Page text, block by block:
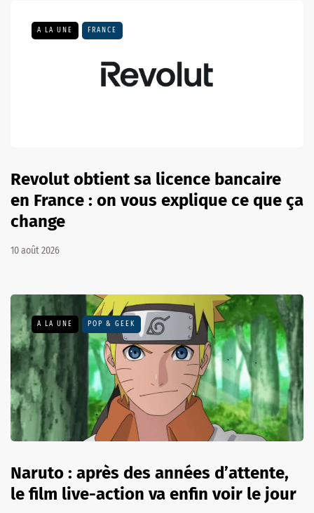
A LA UNE FRANCE
Revolut obtient sa licence bancaire
en France : on vous explique ce que ça
change
10 août 2026
A LA UNE POP & GEEK
Naruto : après des années d’attente,
le film live-action va enfin voir le jour